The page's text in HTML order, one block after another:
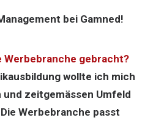
bei Gamned!
Werbebranche gebracht?
wollte ich mich
zeitgemässen Umfeld
Werbebranche passt